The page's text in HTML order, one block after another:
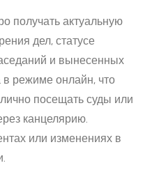
получать актуальную
дел, статусе
и вынесенных
режиме онлайн, что
посещать суды или
канцелярию.
или изменениях в